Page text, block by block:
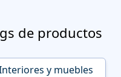
de productos
y muebles